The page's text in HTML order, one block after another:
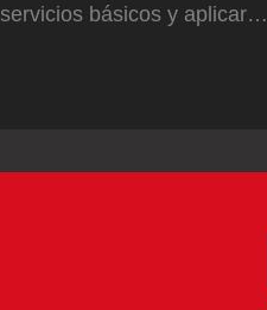
servicios básicos y aplicar…